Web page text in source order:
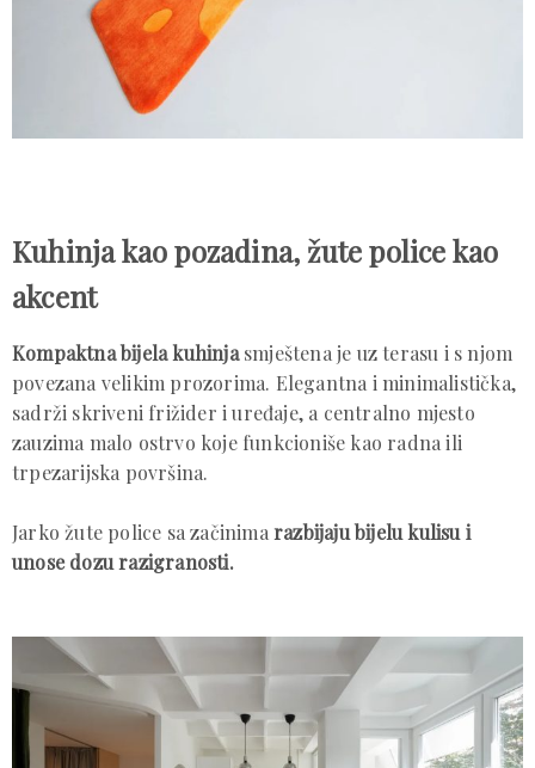
Kuhinja kao pozadina, žute police kao
akcent
Kompaktna bijela kuhinjasmještena je uz terasu i s njom
povezana velikim prozorima. Elegantna i minimalistička,
sadrži skriveni frižider i uređaje, a centralno mjesto
zauzima malo ostrvo koje funkcioniše kao radna ili
trpezarijska površina.
Jarko žute police sa začinimarazbijaju bijelu kulisu i
unose dozu razigranosti.